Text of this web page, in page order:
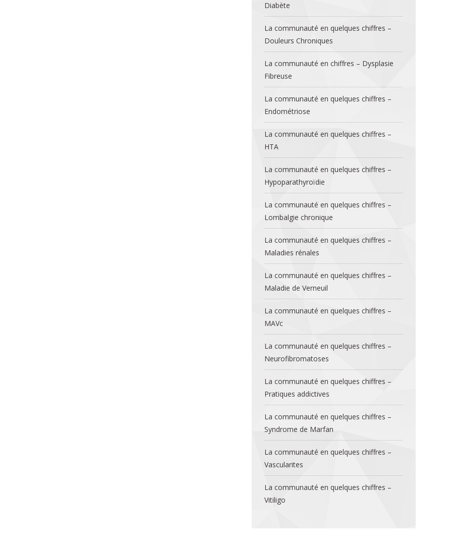
Diabète
La communauté en quelques chiffres –
Douleurs Chroniques
La communauté en chiffres – Dysplasie
Fibreuse
La communauté en quelques chiffres –
Endométriose
La communauté en quelques chiffres –
HTA
La communauté en quelques chiffres –
Hypoparathyroïdie
La communauté en quelques chiffres –
Lombalgie chronique
La communauté en quelques chiffres –
Maladies rénales
La communauté en quelques chiffres –
Maladie de Verneuil
La communauté en quelques chiffres –
MAVc
La communauté en quelques chiffres –
Neurofibromatoses
La communauté en quelques chiffres –
Pratiques addictives
La communauté en quelques chiffres –
Syndrome de Marfan
La communauté en quelques chiffres –
Vascularites
La communauté en quelques chiffres –
Vitiligo